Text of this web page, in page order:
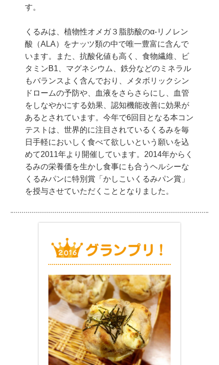
す。
くるみは、植物性オメガ３脂肪酸のα-リノレン
酸（ALA）をナッツ類の中で唯一豊富に含んで
います。また、抗酸化値も高く、食物繊維、ビ
タミンB1、マグネシウム、鉄分などのミネラル
もバランスよく含んでおり、メタボリックシン
ドロームの予防や、血液をさらさらにし、血管
をしなやかにする効果、認知機能改善に効果が
あるとされています。今年で6回目となる本コン
テストは、世界的に注目されているくるみを毎
日手軽においしく食べて欲しいという願いを込
めて2011年より開催しています。2014年からく
るみの栄養価を生かし食事にも合うヘルシーな
くるみパンに特別賞「かしこいくるみパン賞」
を授与させていただくこととなりました。